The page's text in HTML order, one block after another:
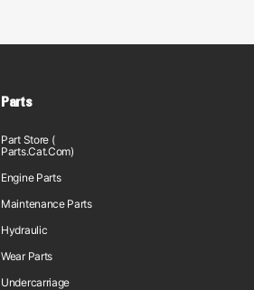
Parts
Part Store (
Parts.Cat.Com)
Engine Parts
Maintenance Parts
Hydraulic
Wear Parts
Undercarriage